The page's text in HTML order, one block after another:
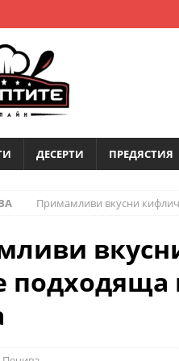
ДЕСЕРТИ ПРЕДЯСТИЯ
Примамливи вкусни
подходяща